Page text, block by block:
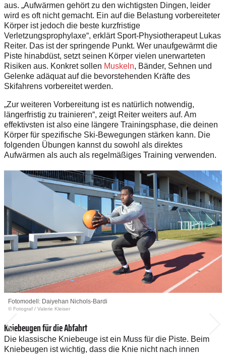
aus. „Aufwärmen gehört zu den wichtigsten Dingen, leider
wird es oft nicht gemacht. Ein auf die Belastung vorbereiteter
Körper ist jedoch die beste kurzfristige
Verletzungsprophylaxe“, erklärt Sport-Physiotherapeut Lukas
Reiter. Das ist der springende Punkt. Wer unaufgewärmt die
Piste hinabdüst, setzt seinen Körper vielen unerwarteten
Risiken aus. Konkret sollen Muskeln, Bänder, Sehnen und
Gelenke adäquat auf die bevorstehenden Kräfte des
Skifahrens vorbereitet werden.
„Zur weiteren Vorbereitung ist es natürlich notwendig,
längerfristig zu trainieren“, zeigt Reiter weiters auf. Am
effektivsten ist also eine längere Trainingsphase, die deinen
Körper für spezifische Ski-Bewegungen stärken kann. Die
folgenden Übungen kannst du sowohl als direktes
Aufwärmen als auch als regelmäßiges Training verwenden.
Fotomodell: Daiyehan Nichols-Bardi
© Fotograf / Valerie Kleiser
Kniebeugen für die Abfahrt
Die klassische Kniebeuge ist ein Muss für die Piste. Beim
Kniebeugen ist wichtig, dass die Knie nicht nach innen